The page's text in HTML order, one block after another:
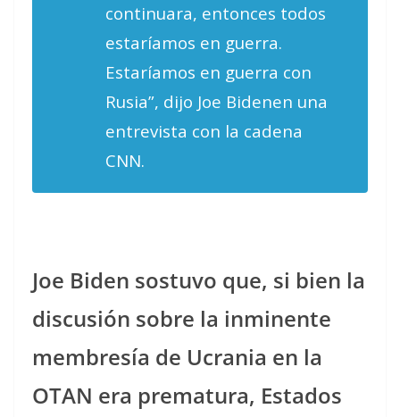
continuara, entonces todos
estaríamos en guerra.
Estaríamos en guerra con
Rusia”, dijo Joe Bidenen una
entrevista con la cadena
CNN.
Joe Biden sostuvo que, si bien la
discusión sobre la inminente
membresía de Ucrania en la
OTAN era prematura, Estados